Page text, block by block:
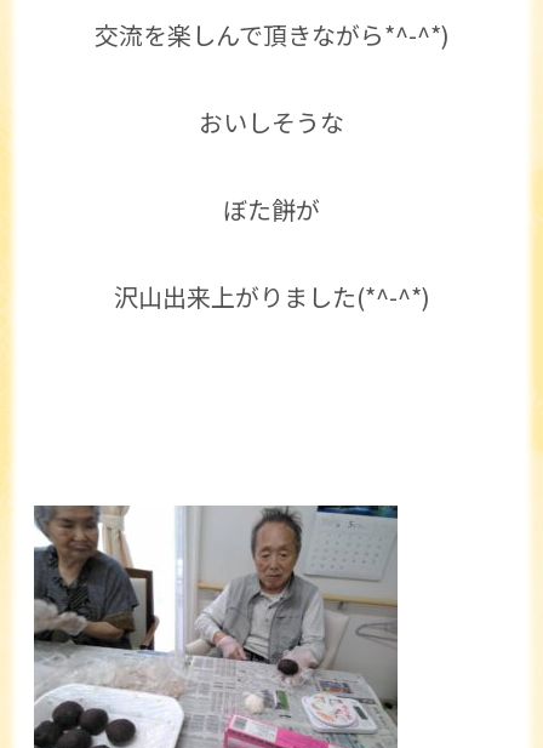
交流を楽しんで頂きながら*^-^*)
おいしそうな
ぼた餅が
沢山出来上がりました(*^-^*)